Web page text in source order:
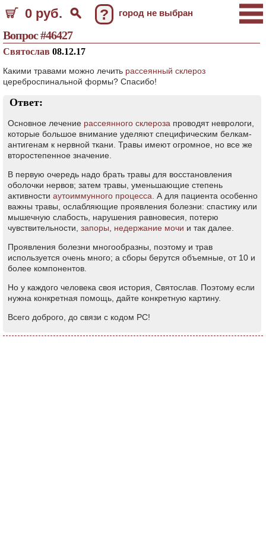
0 руб. ? город не выбран
Вопрос #46427
Святослав 08.12.17
Какими травами можно лечить рассеянный склероз
цереброспинальной формы? Спасибо!
Ответ:
Основное лечение рассеянного склероза проводят неврологи,
которые большое внимание уделяют специфическим белкам-
антигенам к нервной ткани. Травы имеют огромное, но все же
второстепенное значение.
В первую очередь надо брать травы для восстановления
оболочки нервов; затем травы, уменьшающие степень
активности аутоиммунного процесса . А для пациента особенно
важны травы, ослабляющие проявления болезни: спастику или
мышечную слабость, нарушения равновесия, потерю
чувствительности, запоры недержание мочи и так далее.
Проявления болезни многообразны, поэтому и трав
используется очень много; а сборы берутся объемные, от 10 и
более компонентов.
Но у каждого человека своя история, Святослав. Поэтому если
нужна конкретная помощь, дайте конкретную картину.
Всего доброго, до связи с кодом РС!